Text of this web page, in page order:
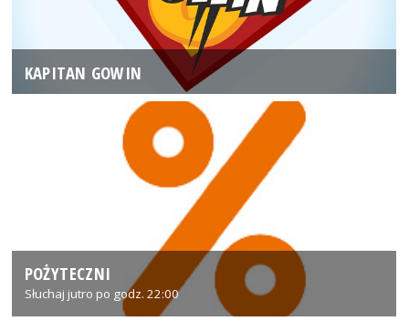
KAPITAN GOWIN
POŻYTECZNI
Słuchaj jutro po godz. 22:00